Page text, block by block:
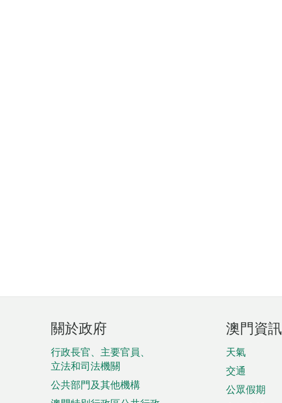
頁
腳
菜
單
關於政府
行政長官、主要官員、
立法和司法機關
公共部門及其他機構
澳門資訊
天氣
交通
公眾假期